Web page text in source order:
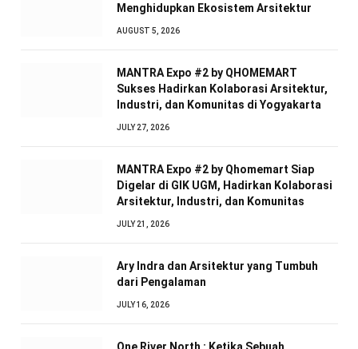
Menghidupkan Ekosistem Arsitektur
AUGUST 5, 2026
MANTRA Expo #2 by QHOMEMART
Sukses Hadirkan Kolaborasi Arsitektur,
Industri, dan Komunitas di Yogyakarta
JULY 27, 2026
MANTRA Expo #2 by Qhomemart Siap
Digelar di GIK UGM, Hadirkan Kolaborasi
Arsitektur, Industri, dan Komunitas
JULY 21, 2026
Ary Indra dan Arsitektur yang Tumbuh
dari Pengalaman
JULY 16, 2026
One River North : Ketika Sebuah